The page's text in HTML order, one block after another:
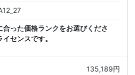
った価格ランクをお選びくださ
センスです。
135,189円